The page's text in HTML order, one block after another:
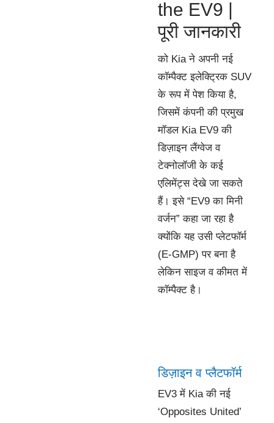
the EV9 |
पूरी जानकारी
को Kia ने अपनी नई
कॉम्पैक्ट इलेक्ट्रिक SUV
के रूप में पेश किया है,
जिसमें कंपनी की प्रमुख
मॉडल Kia EV9 की
डिज़ाइन लैंग्वेज व
टेक्नोलॉजी के कई
एलिमेंट्स देखे जा सकते
हैं। इसे “EV9 का मिनी
वर्जन” कहा जा रहा है
क्योंकि यह उसी प्लेटफॉर्म
(E-GMP) पर बना है
लेकिन साइज व कीमत में
कॉम्पैक्ट है।
डिज़ाइन व प्लैटफॉर्म
EV3 में Kia की नई
‘Opposites United’